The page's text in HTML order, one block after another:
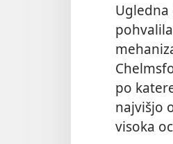
Ugledna
po
najvišjo
visoka